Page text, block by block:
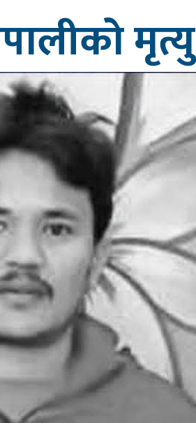
मृत्यु